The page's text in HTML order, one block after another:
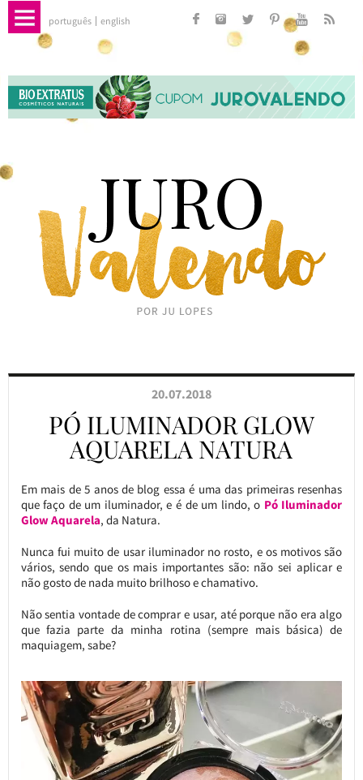
português english
20.07.2018
PÓ ILUMINADOR GLOW
AQUARELA NATURA
Em mais de 5 anos de blog essa é uma das primeiras resenhas
que faço de um iluminador, e é de um lindo, o Pó Iluminador
Glow Aquarela, da Natura.
Nunca fui muito de usar iluminador no rosto, e os motivos são
vários, sendo que os mais importantes são: não sei aplicar e
não gosto de nada muito brilhoso e chamativo.
Não sentia vontade de comprar e usar, até porque não era algo
que fazia parte da minha rotina (sempre mais básica) de
maquiagem, sabe?